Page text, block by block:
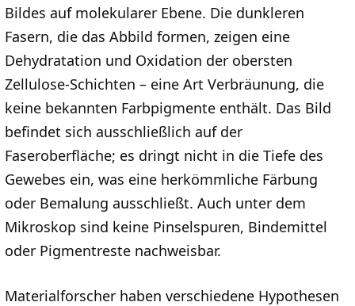
Bildes auf molekularer Ebene. Die dunkleren
Fasern, die das Abbild formen, zeigen eine
Dehydratation und Oxidation der obersten
Zellulose-Schichten – eine Art Verbräunung, die
keine bekannten Farbpigmente enthält. Das Bild
befindet sich ausschließlich auf der
Faseroberfläche; es dringt nicht in die Tiefe des
Gewebes ein, was eine herkömmliche Färbung
oder Bemalung ausschließt. Auch unter dem
Mikroskop sind keine Pinselspuren, Bindemittel
oder Pigmentreste nachweisbar.
Materialforscher haben verschiedene Hypothesen